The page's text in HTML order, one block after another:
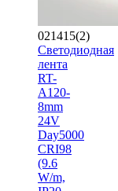
021415(2)
Светодиодная
лента
RT-
A120-
8mm
24V
Day5000
CRI98
(9.6
W/m,